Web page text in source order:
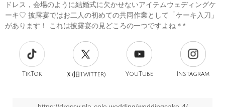
ドレス，会場のように結婚式に欠かせないアイテムウェディングケ
ーキ♡ 披露宴ではお二人の初めての共同作業として「ケーキ入刀」
があります！ これは披露宴の見どころの一つですよね＊*
TikTok Ｘ(旧Twitter) YouTube Instagram